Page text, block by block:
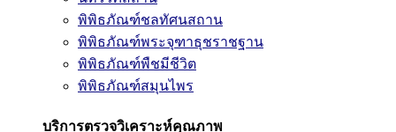
พิพิธภัณฑ์ชลทัศนสถาน
พิพิธภัณฑ์พระจุฑาธุชราชฐาน
พิพิธภัณฑ์พืชมีชีวิต
พิพิธภัณฑ์สมุนไพร
บริการตรวจวิเคราะห์คุณภาพ